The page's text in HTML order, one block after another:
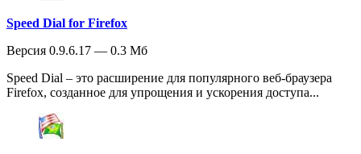
Speed Dial for Firefox
Версия 0.9.6.17 — 0.3 Мб
Speed Dial – это расширение для популярного веб-браузера
Firefox, созданное для упрощения и ускорения доступа...